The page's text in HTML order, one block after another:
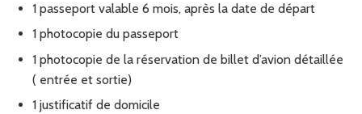
1 passeport valable 6 mois, après la date de départ
1 photocopie du passeport
1 photocopie de la réservation de billet d’avion détaillée
( entrée et sortie)
1 justificatif de domicile